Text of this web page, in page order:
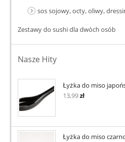
sos sojowy, octy, oliwy,
Zestawy do sushi dla dwóch osób
Nasze Hity
Łyżka do miso
13,99zł
Łyżka do miso